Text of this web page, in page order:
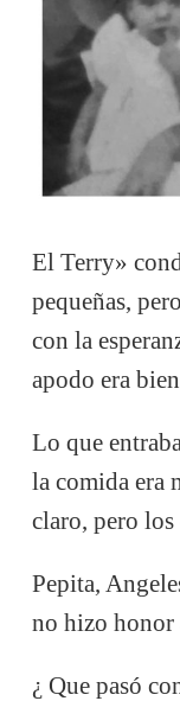
El Terry»
pequeñas,
con la
apodo era
Lo que
la comida era
claro, pero
Pepita,
no hizo honor
¿ Que pasó